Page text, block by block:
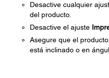
Desactive cualquier
del producto.
Desactive el ajuste
Asegure que el
está inclinado o en